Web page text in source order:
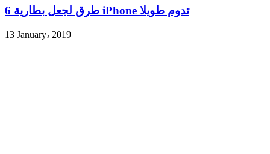
6 طرق لجعل بطارية iPhone تدوم طويلا
13 January، 2019